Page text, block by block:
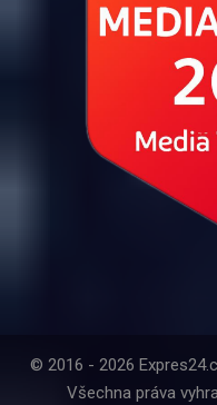
© 2016 - 2026
Všechna práva